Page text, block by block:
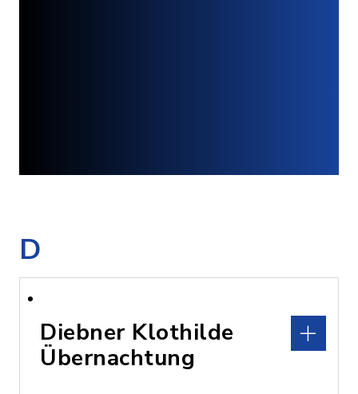
D
Diebner Klothilde
Übernachtung